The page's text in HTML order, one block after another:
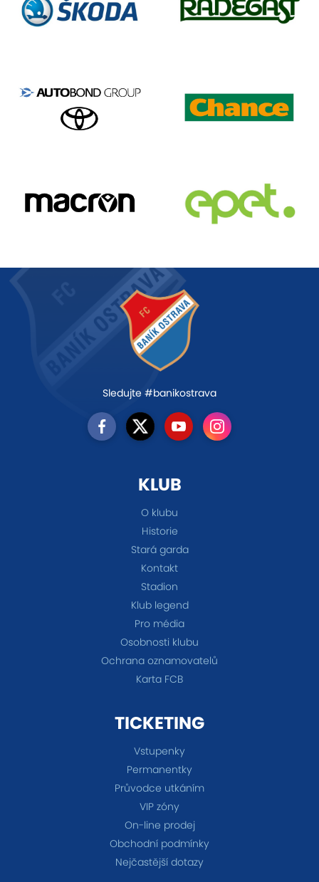
Sledujte #banikostrava
KLUB
O klubu
Historie
Stará garda
Kontakt
Stadion
Klub legend
Pro média
Osobnosti klubu
Ochrana oznamovatelů
Karta FCB
TICKETING
Vstupenky
Permanentky
Průvodce utkáním
VIP zóny
On-line prodej
Obchodní podmínky
Nejčastější dotazy